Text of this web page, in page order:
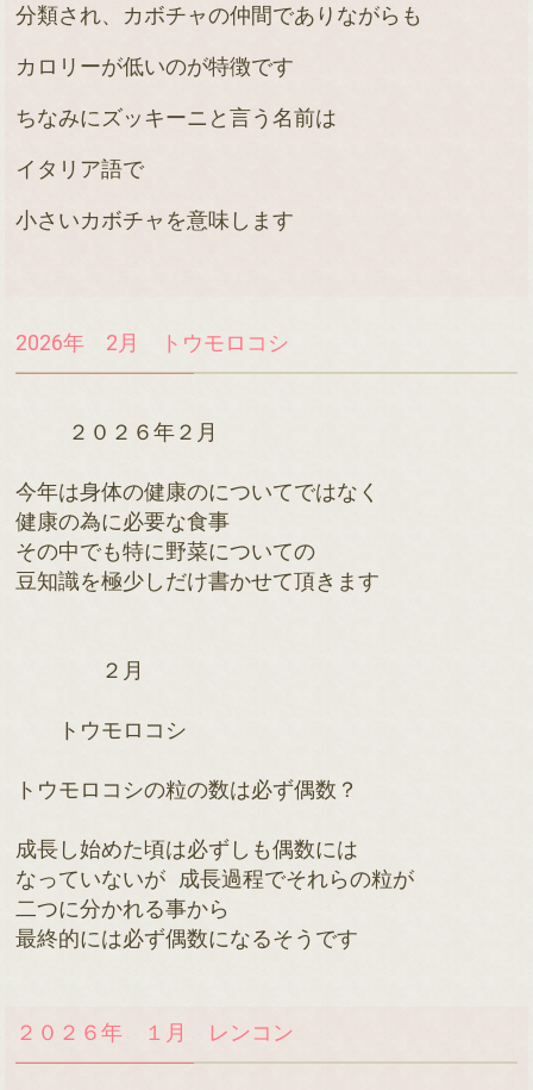
分類され、カボチャの仲間でありながらも
カロリーが低いのが特徴です
ちなみにズッキーニと言う名前は
イタリア語で
小さいカボチャを意味します
2026年 2月 トウモロコシ
    ２０２６年２月
今年は身体の健康のについてではなく
健康の為に必要な食事
その中でも特に野菜についての
豆知識を極少しだけ書かせて頂きます
２月
トウモロコシ
トウモロコシの粒の数は必ず偶数？
成長し始めた頃は必ずしも偶数には
なっていないが 成長過程でそれらの粒が
二つに分かれる事から
最終的には必ず偶数になるそうです
２０２６年 １月 レンコン